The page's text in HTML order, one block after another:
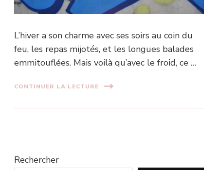
L’hiver a son charme avec ses soirs au coin du
feu, les repas mijotés, et les longues balades
emmitouflées. Mais voilà qu’avec le froid, ce …
CONTINUER LA LECTURE
Rechercher